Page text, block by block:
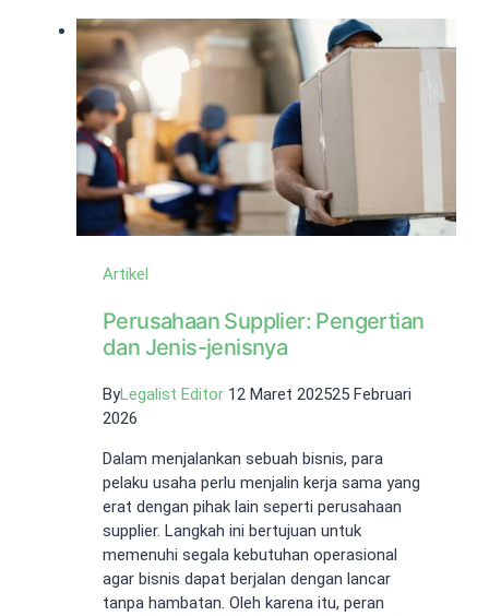
dan
Syarat-
Syaratnya
Artikel
Perusahaan Supplier: Pengertian
dan Jenis-jenisnya
ByLegalist Editor 12 Maret 202525 Februari
2026
Dalam menjalankan sebuah bisnis, para
pelaku usaha perlu menjalin kerja sama yang
erat dengan pihak lain seperti perusahaan
supplier. Langkah ini bertujuan untuk
memenuhi segala kebutuhan operasional
agar bisnis dapat berjalan dengan lancar
tanpa hambatan. Oleh karena itu, peran